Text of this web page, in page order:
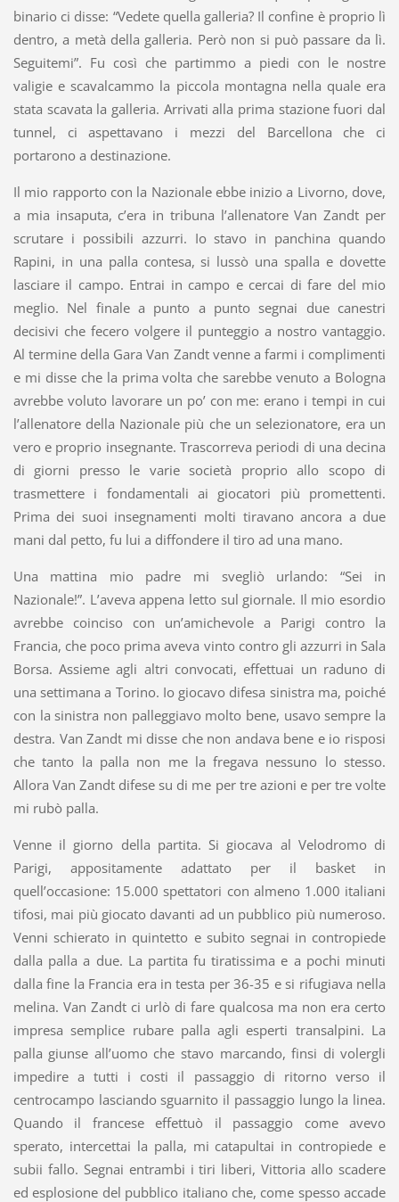
binario ci disse: “Vedete quella galleria? Il confine è proprio lì
dentro, a metà della galleria. Però non si può passare da lì.
Seguitemi”. Fu così che partimmo a piedi con le nostre
valigie e scavalcammo la piccola montagna nella quale era
stata scavata la galleria. Arrivati alla prima stazione fuori dal
tunnel, ci aspettavano i mezzi del Barcellona che ci
portarono a destinazione.
Il mio rapporto con la Nazionale ebbe inizio a Livorno, dove,
a mia insaputa, c’era in tribuna l’allenatore Van Zandt per
scrutare i possibili azzurri. Io stavo in panchina quando
Rapini, in una palla contesa, si lussò una spalla e dovette
lasciare il campo. Entrai in campo e cercai di fare del mio
meglio. Nel finale a punto a punto segnai due canestri
decisivi che fecero volgere il punteggio a nostro vantaggio.
Al termine della Gara Van Zandt venne a farmi i complimenti
e mi disse che la prima volta che sarebbe venuto a Bologna
avrebbe voluto lavorare un po’ con me: erano i tempi in cui
l’allenatore della Nazionale più che un selezionatore, era un
vero e proprio insegnante. Trascorreva periodi di una decina
di giorni presso le varie società proprio allo scopo di
trasmettere i fondamentali ai giocatori più promettenti.
Prima dei suoi insegnamenti molti tiravano ancora a due
mani dal petto, fu lui a diffondere il tiro ad una mano.
Una mattina mio padre mi svegliò urlando: “Sei in
Nazionale!”. L’aveva appena letto sul giornale. Il mio esordio
avrebbe coinciso con un’amichevole a Parigi contro la
Francia, che poco prima aveva vinto contro gli azzurri in Sala
Borsa. Assieme agli altri convocati, effettuai un raduno di
una settimana a Torino. Io giocavo difesa sinistra ma, poiché
con la sinistra non palleggiavo molto bene, usavo sempre la
destra. Van Zandt mi disse che non andava bene e io risposi
che tanto la palla non me la fregava nessuno lo stesso.
Allora Van Zandt difese su di me per tre azioni e per tre volte
mi rubò palla.
Venne il giorno della partita. Si giocava al Velodromo di
Parigi, appositamente adattato per il basket in
quell’occasione: 15.000 spettatori con almeno 1.000 italiani
tifosi, mai più giocato davanti ad un pubblico più numeroso.
Venni schierato in quintetto e subito segnai in contropiede
dalla palla a due. La partita fu tiratissima e a pochi minuti
dalla fine la Francia era in testa per 36-35 e si rifugiava nella
melina. Van Zandt ci urlò di fare qualcosa ma non era certo
impresa semplice rubare palla agli esperti transalpini. La
palla giunse all’uomo che stavo marcando, finsi di volergli
impedire a tutti i costi il passaggio di ritorno verso il
centrocampo lasciando sguarnito il passaggio lungo la linea.
Quando il francese effettuò il passaggio come avevo
sperato, intercettai la palla, mi catapultai in contropiede e
subii fallo. Segnai entrambi i tiri liberi, Vittoria allo scadere
ed esplosione del pubblico italiano che, come spesso accade